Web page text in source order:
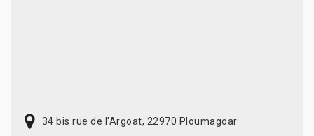
34 bis rue de l'Argoat, 22970 Ploumagoar